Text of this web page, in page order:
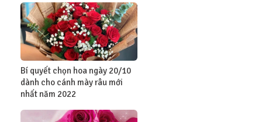
Bí quyết chọn hoa ngày 20/10
dành cho cánh mày râu mới
nhất năm 2022